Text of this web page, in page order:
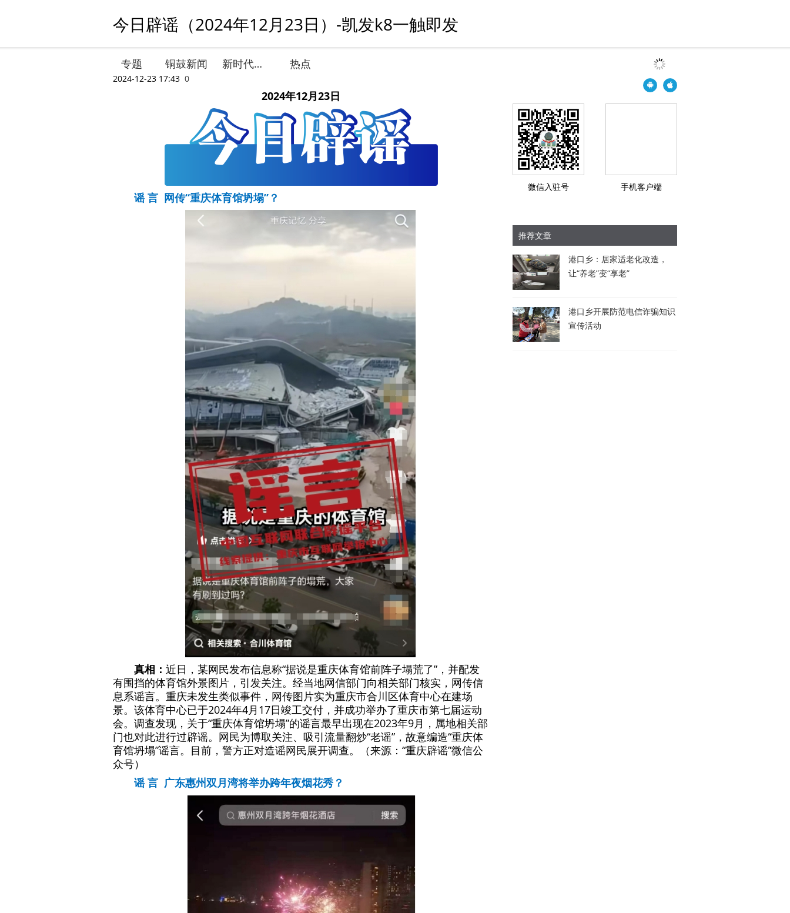
今日辟谣（2024年12月23日）-凯发k8一触即发
专题 铜鼓新闻 新时代文明实践 热点
2024-12-23 17:43 0
2024年12月23日
谣 言 网传“重庆体育馆坍塌”？
真相： 近日，某网民发布信息称“据说是重庆体育馆前阵子塌荒了”，并配发
有围挡的体育馆外景图片，引发关注。经当地网信部门向相关部门核实，网传信
息系谣言。重庆未发生类似事件，网传图片实为重庆市合川区体育中心在建场
景。该体育中心已于2024年4月17日竣工交付，并成功举办了重庆市第七届运动
会。调查发现，关于“重庆体育馆坍塌”的谣言最早出现在2023年9月，属地相关部
门也对此进行过辟谣。网民为博取关注、吸引流量翻炒“老谣”，故意编造“重庆体
育馆坍塌”谣言。目前，警方正对造谣网民展开调查。（来源：“重庆辟谣”微信公
众号）
谣 言 广东惠州双月湾将举办跨年夜烟花秀？
微信入驻号 手机客户端
推荐文章
港口乡：居家适老化改造，
让“养老”变“享老”
港口乡开展防范电信诈骗知识
宣传活动